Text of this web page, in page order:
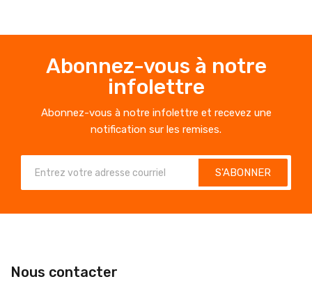
Abonnez-vous à notre
infolettre
Abonnez-vous à notre infolettre et recevez une
notification sur les remises.
S'ABONNER
Nous contacter